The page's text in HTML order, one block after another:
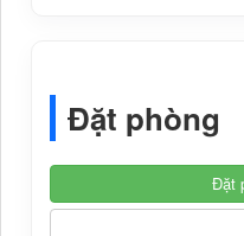
Đặt phòng
Đặt